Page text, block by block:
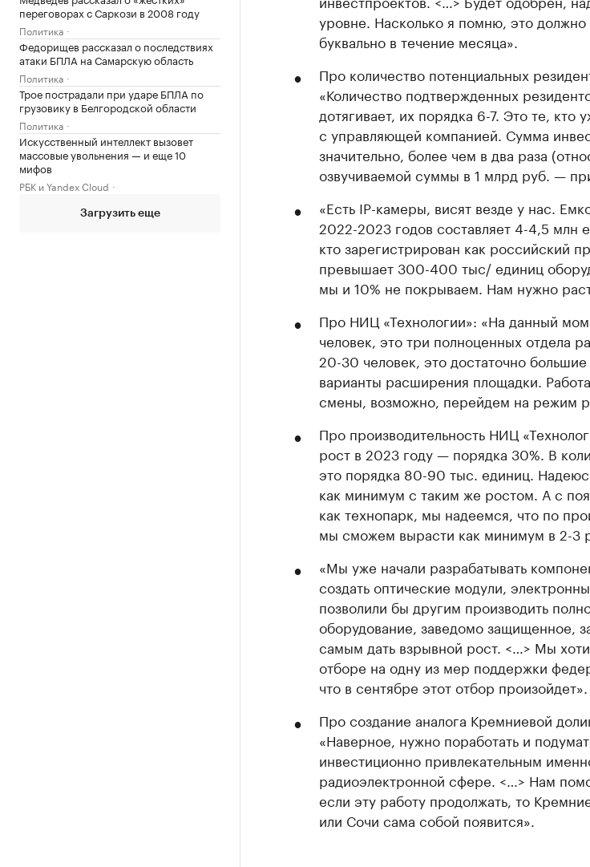
переговорах с Саркози в 2008 году
Политика
Федорищев рассказал о последствиях
атаки БПЛА на Самарскую область
Политика
Трое пострадали при ударе БПЛА по
грузовику в Белгородской области
Политика
Искусственный интеллект вызовет
массовые увольнения — и еще 10
мифов
РБК и Yandex Cloud
Загрузить еще
уровне. Насколько я помню, это должно
буквально в течение месяца».
Про количество потенциальных
«Количество подтвержденных
дотягивает, их порядка 6-7. Это те, кто
с управляющей компанией. Сумма
значительно, более чем в два раза
озвучиваемой суммы в 1 млрд руб. —
«Есть IP-камеры, висят везде у нас.
2022-2023 годов составляет 4-4,5 млн
кто зарегистрирован как российский
превышает 300-400 тыс/ единиц
мы и 10% не покрываем. Нам нужно
Про НИЦ «Технологии»: «На данный
человек, это три полноценных отдела
20-30 человек, это достаточно
варианты расширения площадки.
смены, возможно, перейдем на режим
Про производительность НИЦ
рост в 2023 году — порядка 30%. В
это порядка 80-90 тыс. единиц.
как минимум с таким же ростом. А с
как технопарк, мы надеемся, что по
мы сможем вырасти как минимум в 2-3
«Мы уже начали разрабатывать
создать оптические модули,
позволили бы другим производить
оборудование, заведомо защищенное,
самым дать взрывной рост. <…> Мы
отборе на одну из мер поддержки
что в сентябре этот отбор произойдет».
Про создание аналога Кремниевой
«Наверное, нужно поработать и
инвестиционно привлекательным
радиоэлектронной сфере. <…> Нам
если эту работу продолжать, то
или Сочи сама собой появится».